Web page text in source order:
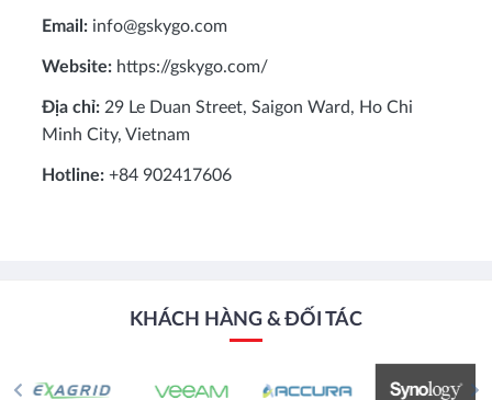
Email: info@gskygo.com
Website: https://gskygo.com/
Địa chỉ: 29 Le Duan Street, Saigon Ward, Ho Chi
Minh City, Vietnam
Hotline: +84 902417606
KHÁCH HÀNG & ĐỐI TÁC